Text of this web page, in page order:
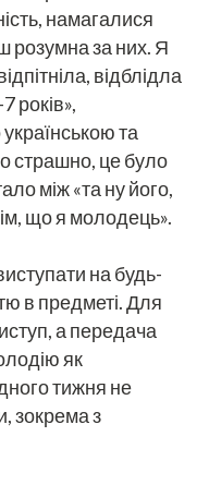
намагалися
розумна за них. Я
відблідла
років»,
та
страшно, це було
між «та ну його,
що я молодець».
на будь-
в предметі. Для
а передача
як
тижня не
зокрема з